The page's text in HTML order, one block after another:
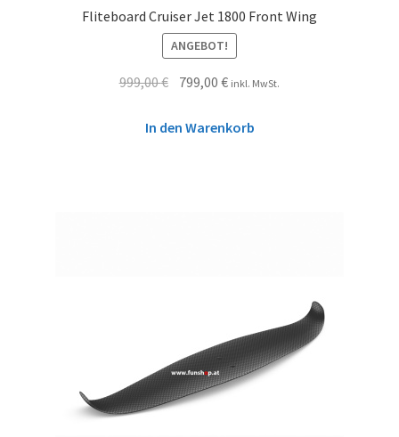
Fliteboard Cruiser Jet 1800 Front Wing
ANGEBOT!
999,00€ 799,00€ inkl. MwSt.
In den Warenkorb